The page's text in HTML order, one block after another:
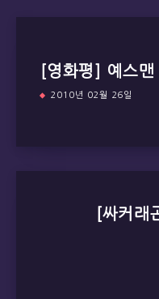
[영화평] 예스맨
2010년 02월 26일
[싸커래